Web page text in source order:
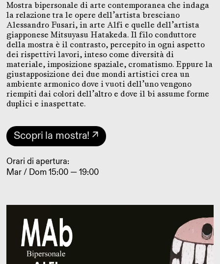
Mostra bipersonale di arte contemporanea che indaga
la relazione tra le opere dell’artista bresciano
Alessandro Fusari, in arte Alfi e quelle dell’artista
giapponese Mitsuyasu Hatakeda. Il filo conduttore
della mostra è il contrasto, percepito in ogni aspetto
dei rispettivi lavori, inteso come diversità di
materiale, imposizione spaziale, cromatismo. Eppure la
giustapposizione dei due mondi artistici crea un
ambiente armonico dove i vuoti dell’uno vengono
riempiti dai colori dell’altro e dove il bi assume forme
duplici e inaspettate.
Scopri la mostra! ↗
Orari di apertura:
Mar / Dom 15:00 — 19:00